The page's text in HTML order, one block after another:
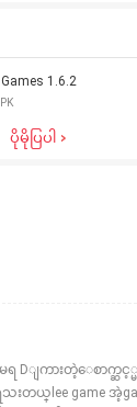
Guide for
1.6.2
ပိုမိုပြပါ
ရ Dျကားတဲ့ေစာက္ဆင့္
းတယ္lee game အဲ့